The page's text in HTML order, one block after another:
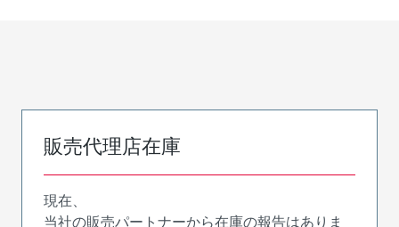
販売代理店在庫
現在、
当社の販売パートナーから在庫の報告はありま